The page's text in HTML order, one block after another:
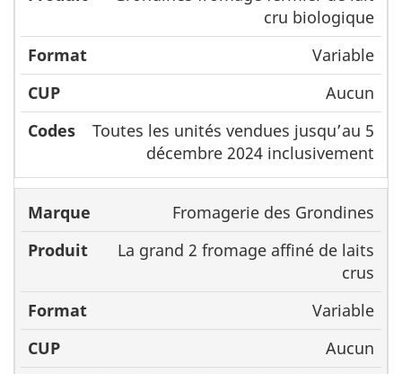
cru biologique
Variable
Aucun
Toutes les unités vendues jusqu’au 5
décembre 2024 inclusivement
Fromagerie des Grondines
La grand 2 fromage affiné de laits
crus
Variable
Aucun